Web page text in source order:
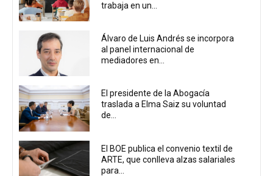
trabaja en un...
Álvaro de Luis Andrés se incorpora
al panel internacional de
mediadores en...
El presidente de la Abogacía
traslada a Elma Saiz su voluntad
de...
El BOE publica el convenio textil de
ARTE, que conlleva alzas salariales
para...